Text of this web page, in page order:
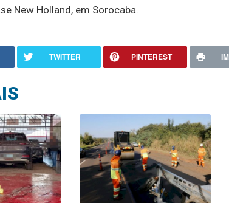
New Holland, em Sorocaba.
TWITTER PINTEREST